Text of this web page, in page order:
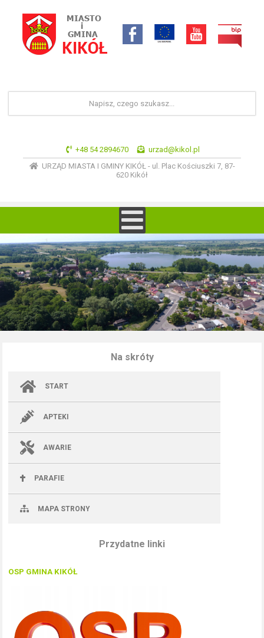
+48 54 2894670
urzad@kikol.pl
URZĄD MIASTA I GMINY KIKÓŁ - ul. Plac Kościuszki 7, 87-
620 Kikół
Na skróty
START
APTEKI
AWARIE
PARAFIE
MAPA STRONY
Przydatne linki
OSP GMINA KIKÓŁ